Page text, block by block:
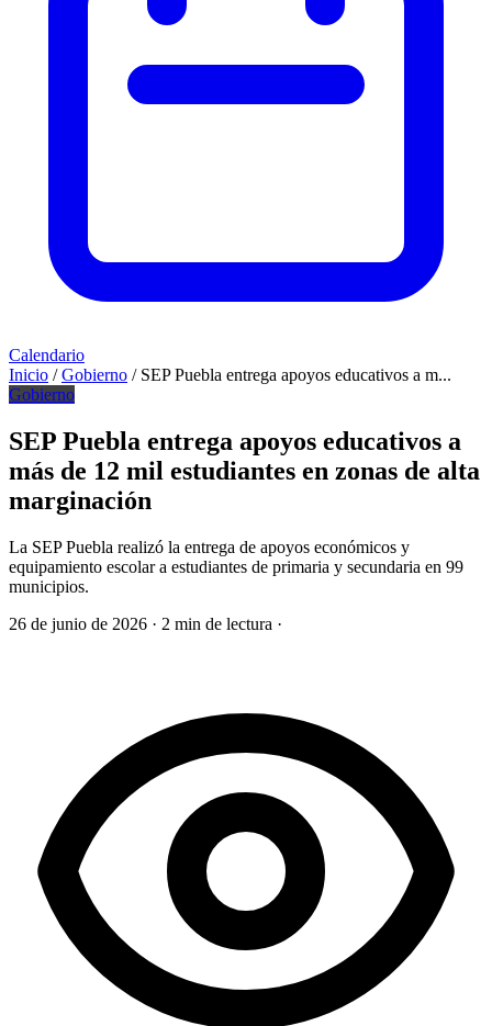
Calendario
Inicio / Gobierno / SEP Puebla entrega apoyos educativos a m...
Gobierno
SEP Puebla entrega apoyos educativos a
más de 12 mil estudiantes en zonas de alta
marginación
La SEP Puebla realizó la entrega de apoyos económicos y
equipamiento escolar a estudiantes de primaria y secundaria en 99
municipios.
26 de junio de 2026 · 2 min de lectura ·